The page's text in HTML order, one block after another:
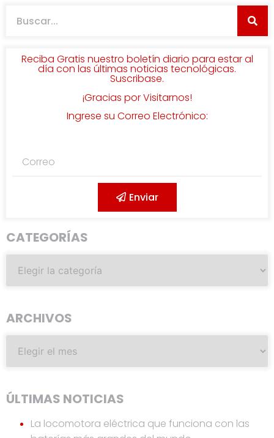
Reciba Gratis nuestro boletín diario para estar al
día con las últimas noticias tecnológicas.
Suscribase.
¡Gracias por Visitarnos!
Ingrese su Correo Electrónico:
Enviar
CATEGORÍAS
ARCHIVOS
ÚLTIMAS NOTICIAS
La locomotora eléctrica que funciona con las